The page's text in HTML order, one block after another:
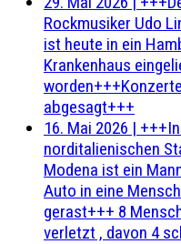
Rockmusiker Udo
ist heute in ein
Krankenhaus
abgesagt+++
16. Mai 2026 |
norditalienischen
Modena ist ein
Auto in eine
gerast+++ 8
verletzt , davon 4